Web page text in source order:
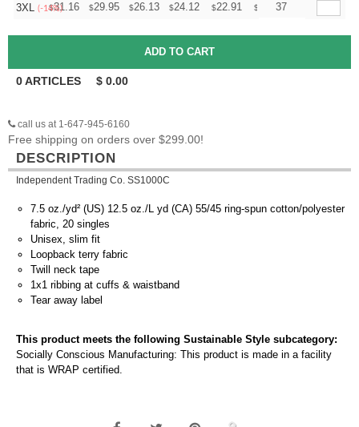
3XL (-14%)
$31.16 $29.95 $26.13 $24.12 $22.91 $ 22.51
37
0ARTICLES $ 0.00
call us at 1-647-945-6160
Free shipping on orders over $299.00!
DESCRIPTION
Independent Trading Co. SS1000C
7.5 oz./yd² (US) 12.5 oz./L yd (CA) 55/45 ring-spun cotton/polyester
fabric, 20 singles
Unisex, slim fit
Loopback terry fabric
Twill neck tape
1x1 ribbing at cuffs & waistband
Tear away label
This product meets the following Sustainable Style subcategory:
Socially Conscious Manufacturing: This product is made in a facility
that is WRAP certified.